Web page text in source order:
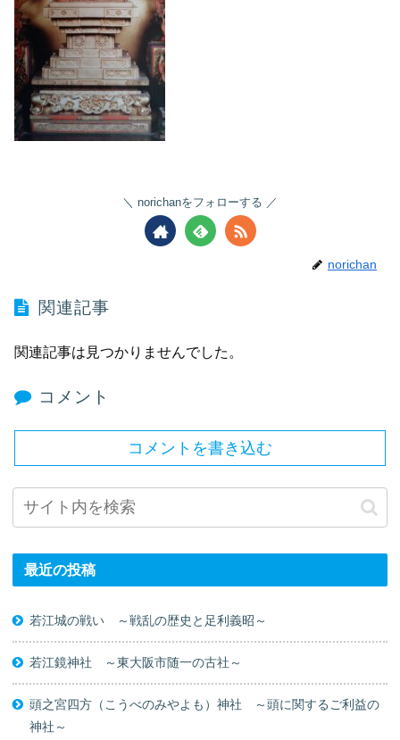
norichanをフォローする
norichan
関連記事
関連記事は見つかりませんでした。
コメント
コメントを書き込む
最近の投稿
若江城の戦い ～戦乱の歴史と足利義昭～
若江鏡神社 ～東大阪市随一の古社～
頭之宮四方（こうべのみやよも）神社 ～頭に関するご利益の
神社～